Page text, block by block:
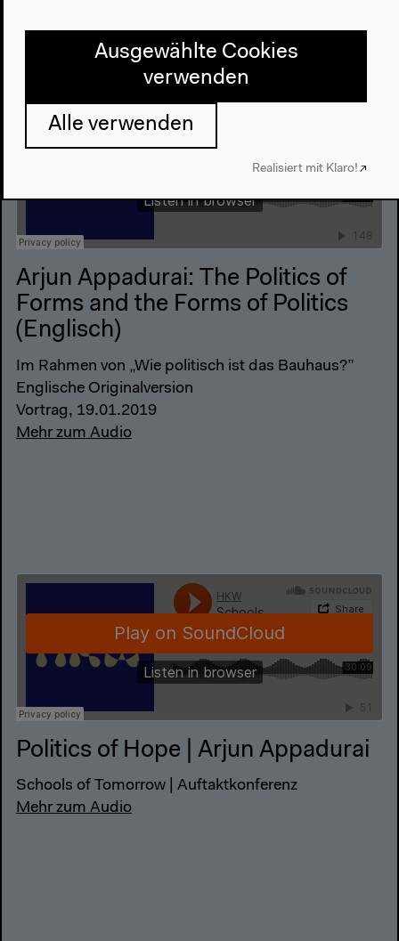
Arjun Appadurai: The Politics of
Forms and the Forms of Politics
(Englisch)
Im Rahmen von „Wie politisch ist das Bauhaus?”
Englische Originalversion
Vortrag, 19.01.2019
Mehr zum Audio
Politics of Hope | Arjun Appadurai
Schools of Tomorrow | Auftaktkonferenz
Mehr zum Audio
Ausgewählte Cookies
verwenden
Alle verwenden
Realisiert mit Klaro!